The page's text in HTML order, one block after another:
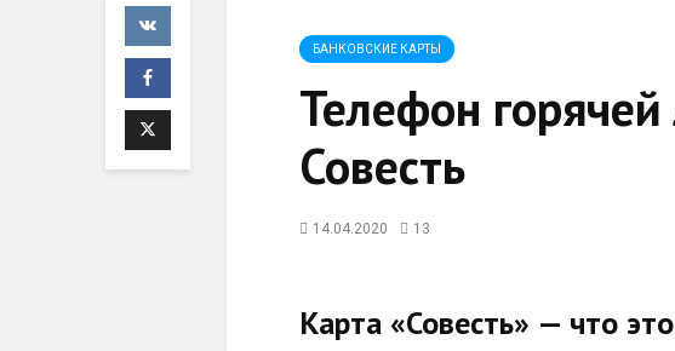
БАНКОВСКИЕ КАРТЫ
Телефон
Совесть
14.04.2020 13
Карта «Совесть» — что